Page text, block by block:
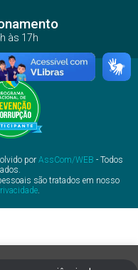
às 17h
por AssCom/WEB - Todos
são tratados em nosso
.